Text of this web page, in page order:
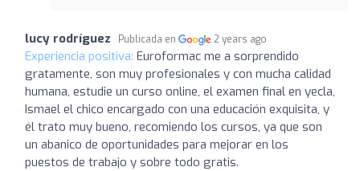
lucy rodríguez Publicada en 2 years ago
Experiencia positiva: Euroformac me a sorprendido
gratamente, son muy profesionales y con mucha calidad
humana, estudie un curso online, el examen final en yecla,
Ismael el chico encargado con una educación exquisita, y
él trato muy bueno, recomiendo los cursos, ya que son
un abanico de oportunidades para mejorar en los
puestos de trabajo y sobre todo gratis.